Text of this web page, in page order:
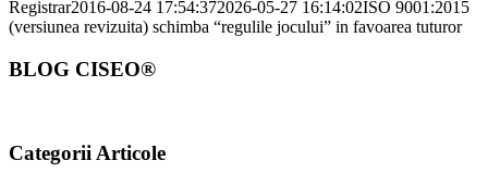
Registrar2016-08-24 17:54:372026-05-27 16:14:02ISO 9001:2015
(versiunea revizuita) schimba “regulile jocului” in favoarea tuturor
BLOG CISEO®
Categorii Articole